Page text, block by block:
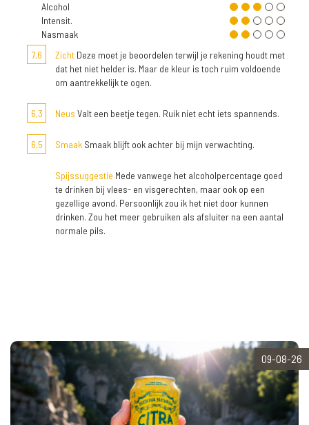
Alcohol
Intensit.
Nasmaak
7,6
Zicht Deze moet je beoordelen terwijl je rekening houdt met
dat het niet helder is. Maar de kleur is toch ruim voldoende
om aantrekkelijk te ogen.
6,3 Neus Valt een beetje tegen. Ruik niet echt iets spannends.
6,5 Smaak Smaak blijft ook achter bij mijn verwachting.
Spijssuggestie Mede vanwege het alcoholpercentage goed
te drinken bij vlees- en visgerechten, maar ook op een
gezellige avond. Persoonlijk zou ik het niet door kunnen
drinken. Zou het meer gebruiken als afsluiter na een aantal
normale pils.
09-08-26